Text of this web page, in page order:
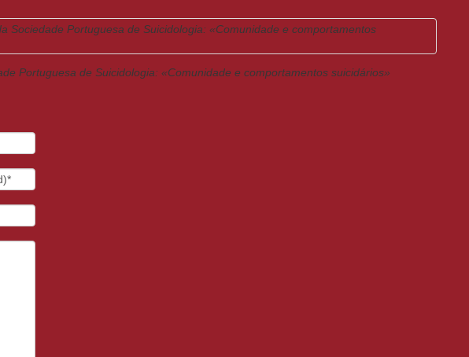
Portuguesa de Suicidologia: «Comunidade e comportamentos suicidários»